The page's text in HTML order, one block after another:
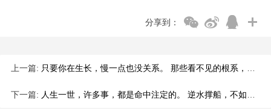
分享到：
上一篇: 只要你在生长，慢一点也没关系。 那些看不见的根系，正在为你撑起未来的繁茂。
下一篇: 人生一世，许多事，都是命中注定的。 逆水撑船，不如顺水行舟。